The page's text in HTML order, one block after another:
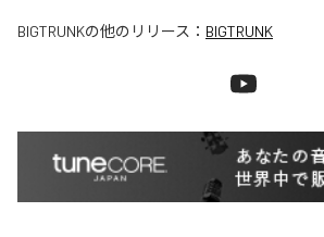
BIGTRUNKの他のリリース： BIGTRUNK